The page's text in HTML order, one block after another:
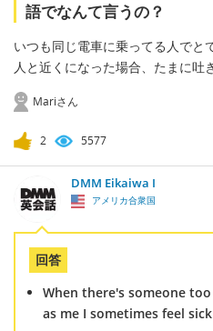
語でなんて言うの？
いつも同じ電車に乗ってる人でと
人と近くになった場合、たまに吐
Mariさん
2 5577
DMM Eikaiwa I
アメリカ合衆国
回答
When there's someone
as me I sometimes feel